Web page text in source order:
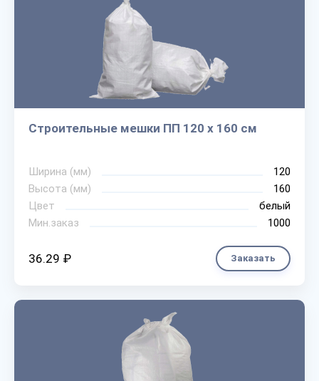
Строительные мешки ПП 120 х 160 см
Ширина (мм)
120
Высота (мм)
160
Цвет
белый
Мин.заказ
1000
36.29 ₽ Заказать